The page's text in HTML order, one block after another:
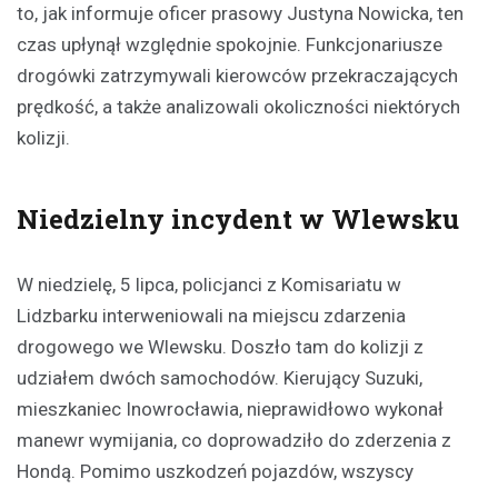
to, jak informuje oficer prasowy Justyna Nowicka, ten
czas upłynął względnie spokojnie. Funkcjonariusze
drogówki zatrzymywali kierowców przekraczających
prędkość, a także analizowali okoliczności niektórych
kolizji.
Niedzielny incydent w Wlewsku
W niedzielę, 5 lipca, policjanci z Komisariatu w
Lidzbarku interweniowali na miejscu zdarzenia
drogowego we Wlewsku. Doszło tam do kolizji z
udziałem dwóch samochodów. Kierujący Suzuki,
mieszkaniec Inowrocławia, nieprawidłowo wykonał
manewr wymijania, co doprowadziło do zderzenia z
Hondą. Pomimo uszkodzeń pojazdów, wszyscy